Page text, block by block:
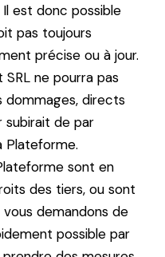
est donc possible
pas toujours
précise ou à jour.
ne pourra pas
dommages, directs
subirait de par
Plateforme.
sont en
des tiers, ou sont
demandons de
possible par